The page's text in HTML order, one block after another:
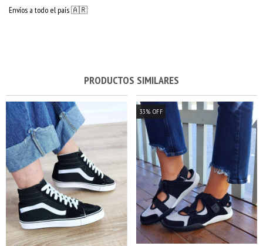
Envíos a todo el país 🇦🇷
PRODUCTOS SIMILARES
33% OFF